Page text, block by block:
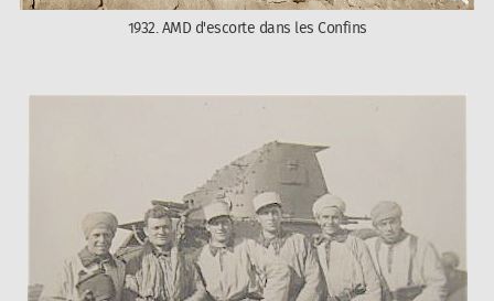
1932. AMD d'escorte dans les Confins